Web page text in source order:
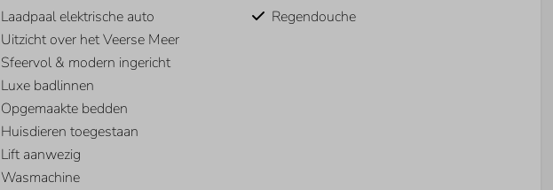
Laadpaal elektrische auto
Uitzicht over het Veerse Meer
Sfeervol & modern ingericht
Luxe badlinnen
Opgemaakte bedden
Huisdieren toegestaan
Lift aanwezig
Wasmachine
Regendouche